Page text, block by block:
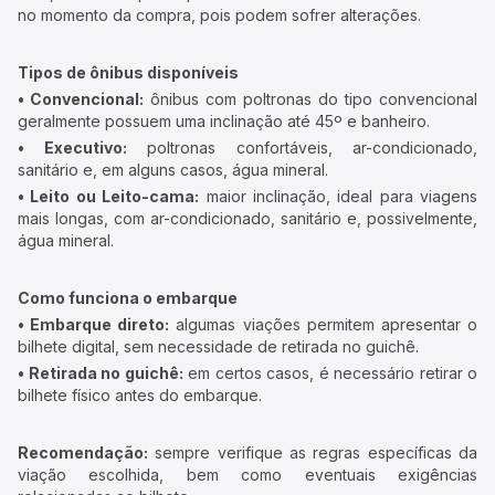
no momento da compra, pois podem sofrer alterações.
Tipos de ônibus disponíveis
• Convencional: ônibus com poltronas do tipo convencional
geralmente possuem uma inclinação até 45º e banheiro.
• Executivo: poltronas confortáveis, ar-condicionado,
sanitário e, em alguns casos, água mineral.
• Leito ou Leito-cama: maior inclinação, ideal para viagens
mais longas, com ar-condicionado, sanitário e, possivelmente,
água mineral.
Como funciona o embarque
• Embarque direto: algumas viações permitem apresentar o
bilhete digital, sem necessidade de retirada no guichê.
• Retirada no guichê: em certos casos, é necessário retirar o
bilhete físico antes do embarque.
Recomendação: sempre verifique as regras específicas da
viação escolhida, bem como eventuais exigências